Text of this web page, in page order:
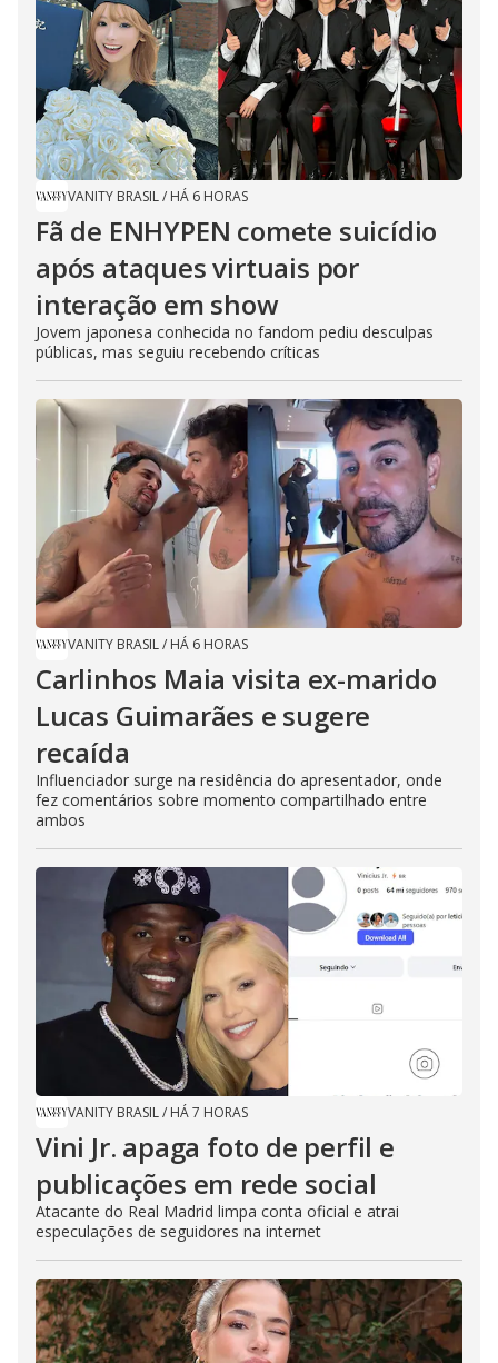
VANITY BRASIL/ HÁ 6 HORAS
Fã de ENHYPEN comete suicídio
após ataques virtuais por
interação em show
Jovem japonesa conhecida no fandom pediu desculpas
públicas, mas seguiu recebendo críticas
VANITY BRASIL/ HÁ 6 HORAS
Carlinhos Maia visita ex-marido
Lucas Guimarães e sugere
recaída
Influenciador surge na residência do apresentador, onde
fez comentários sobre momento compartilhado entre
ambos
VANITY BRASIL/ HÁ 7 HORAS
Vini Jr. apaga foto de perfil e
publicações em rede social
Atacante do Real Madrid limpa conta oficial e atrai
especulações de seguidores na internet